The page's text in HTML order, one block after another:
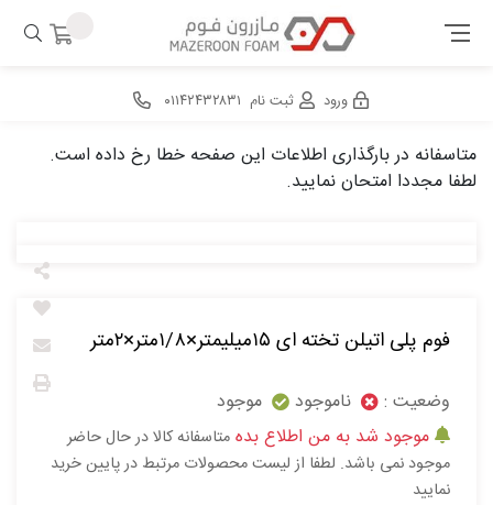
ورود ثبت نام ۰۱۱۴۲۴۳۲۸۳۱
متاسفانه در بارگذاری اطلاعات این صفحه خطا رخ داده است.
لطفا مجددا امتحان نمایید.
فوم پلی اتیلن تخته ای ۱۵میلیمتر×۱/۸متر×۲متر
وضعیت : ناموجود
موجود
موجود شد به من اطلاع بده متاسفانه کالا در حال حاضر
موجود نمی باشد. لطفا از لیست محصولات مرتبط در پایین خرید
نمایید